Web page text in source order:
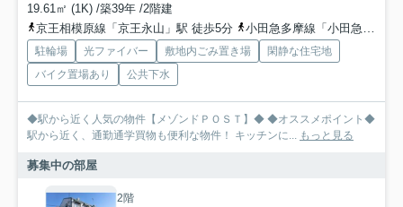
19.61㎡ (1K) /築39年 /2階建
京王相模原線「京王永山」駅 徒歩5分
小田急多摩線「小田急永山」駅 徒歩5分
駐輪場 光ファイバー 敷地内ごみ置き場
閑静な住宅地
バイク置場あり
公共下水
◆駅から近く人気の物件【メゾンドＰＯＳＴ】◆ ◆オススメポイント◆
駅から近く、通勤通学買物も便利な物件！ キッチンに... もっと見る
募集中の部屋
2階